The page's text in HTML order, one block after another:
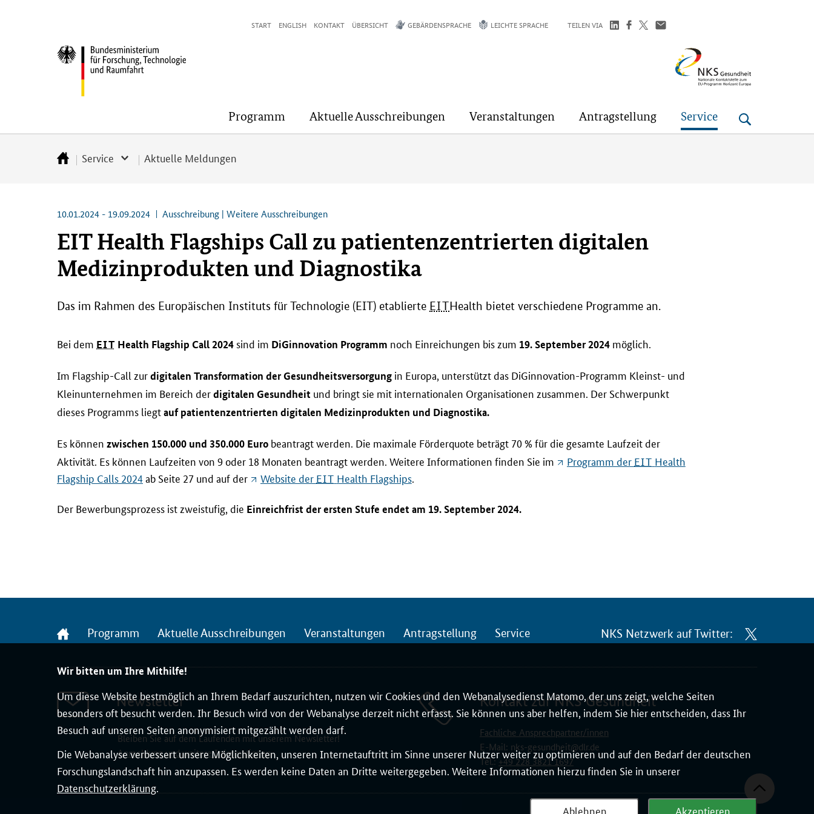
Wir bitten um Ihre Mithilfe!
Um diese Website bestmöglich an Ihrem Bedarf auszurichten, nutzen wir Cookies und den Webanalysedienst Matomo, der uns zeigt, welche Seiten
besonders oft besucht werden. Ihr Besuch wird von der Webanalyse derzeit nicht erfasst. Sie können uns aber helfen, indem Sie hier entscheiden, dass Ihr
Besuch auf unseren Seiten anonymisiert mitgezählt werden darf.
Die Webanalyse verbessert unsere Möglichkeiten, unseren Internetauftritt im Sinne unserer Nutzer weiter zu optimieren und auf den Bedarf der deutschen
Forschungslandschaft hin anzupassen. Es werden keine Daten an Dritte weitergegeben. Weitere Informationen hierzu finden Sie in unserer
Datenschutzerklärung.
Ablehnen
Akzeptieren
(Eingabetaste)
(Eingabetaste)
(Eingabetaste)
START ENGLISH KONTAKT ÜBERSICHT GEBÄRDENSPRACHE LEICHTE SPRACHE TEILEN VIA
Bundesministerium
Raumfahrt
NKS
Gesundheit
Programm Aktuelle Ausschreibungen Veranstaltungen Antragstellung Service
StartseiteService Aktuelle Meldungen
10.01.2024 - 19.09.2024 Ausschreibung | Weitere Ausschreibungen
EIT Health Flagships Call zu patientenzentrierten digitalen
Medizinprodukten und Diagnostika
Das im Rahmen des Europäischen Instituts für Technologie (EIT) etablierte EITHealth bietet verschiedene Programme an.
Bei dem EITHealth Flagship Call 2024sind im DiGinnovation Programm noch Einreichungen bis zum 19. September 2024möglich.
Im Flagship-Call zurdigitalen Transformation der Gesundheitsversorgung in Europa, unterstützt das DiGinnovation-Programm Kleinst- und
Kleinunternehmen im Bereich derdigitalen Gesundheit und bringt sie mit internationalen Organisationen zusammen. Der Schwerpunkt
dieses Programms liegtauf patientenzentrierten digitalen Medizinprodukten und Diagnostika.
Es können zwischen 150.000 und 350.000 Euro beantragt werden. Die maximale Förderquote beträgt 70 % für die gesamte Laufzeit der
Aktivität. Es können Laufzeiten von 9 oder 18 Monaten beantragt werden. Weitere Informationen finden Sie im
Programm der EIT Health
Flagship Calls 2024ab Seite 27 und auf der Website der EIT Health Flagships.
Der Bewerbungsprozess ist zweistufig, die Einreichfrist der ersten Stufe endet am 19. September 2024.
StartseiteProgramm Aktuelle Ausschreibungen Veranstaltungen Antragstellung Service NKS Netzwerk auf Twitter:
Newsletter
Bleiben Sie auf dem Laufenden mit unserem Newsletter!
Anmeldung und weitere Informationen
Kontakt zur NKS Gesundheit
Fachliche Ansprechpartner/innen
E-Mail: nks-gesundheit@dlr.de
Tel.:+49 228 3821 1697